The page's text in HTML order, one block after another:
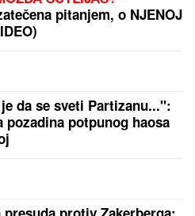
SE IZBORITI SA TIM"
SE SLIKA U